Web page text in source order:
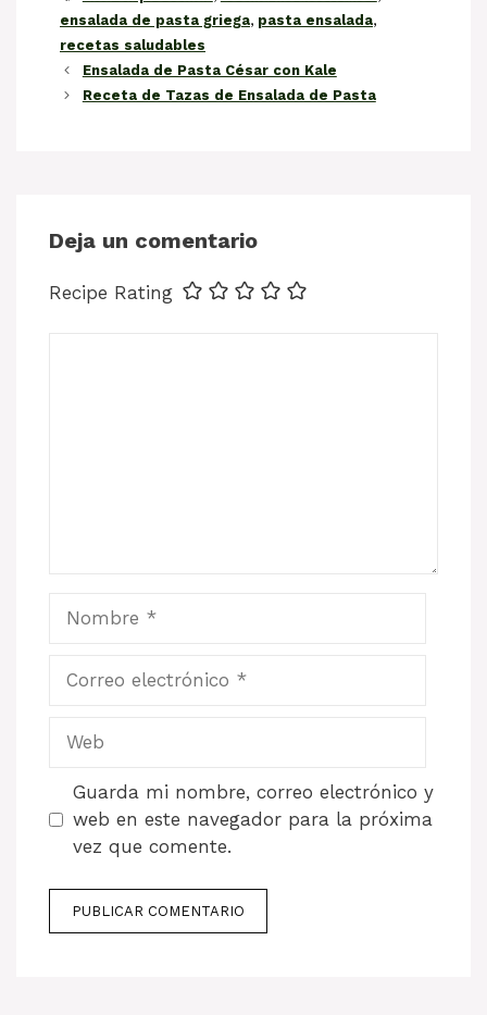
ensalada de pasta griega, pasta ensalada,
recetas saludables
Ensalada de Pasta César con Kale
Receta de Tazas de Ensalada de Pasta
Deja un comentario
Recipe Rating
Nombre
Guarda mi nombre, correo electrónico y
web en este navegador para la próxima
vez que comente.